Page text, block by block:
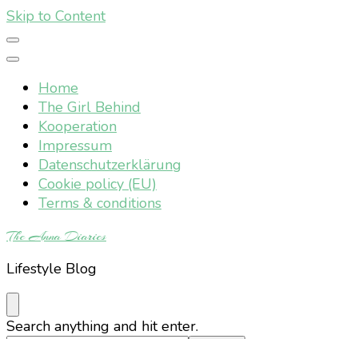
Skip to Content
Home
The Girl Behind
Kooperation
Impressum
Datenschutzerklärung
Cookie policy (EU)
Terms & conditions
The Anna Diaries
Lifestyle Blog
Looking
Search anything and hit enter.